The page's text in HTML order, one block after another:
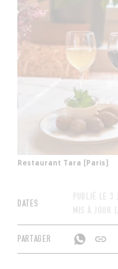
Restaurant Tara (Paris)
DATES
PUBLIÉ LE 3
MIS À JOUR
PARTAGER